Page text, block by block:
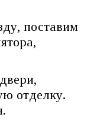
поставим
отделку.